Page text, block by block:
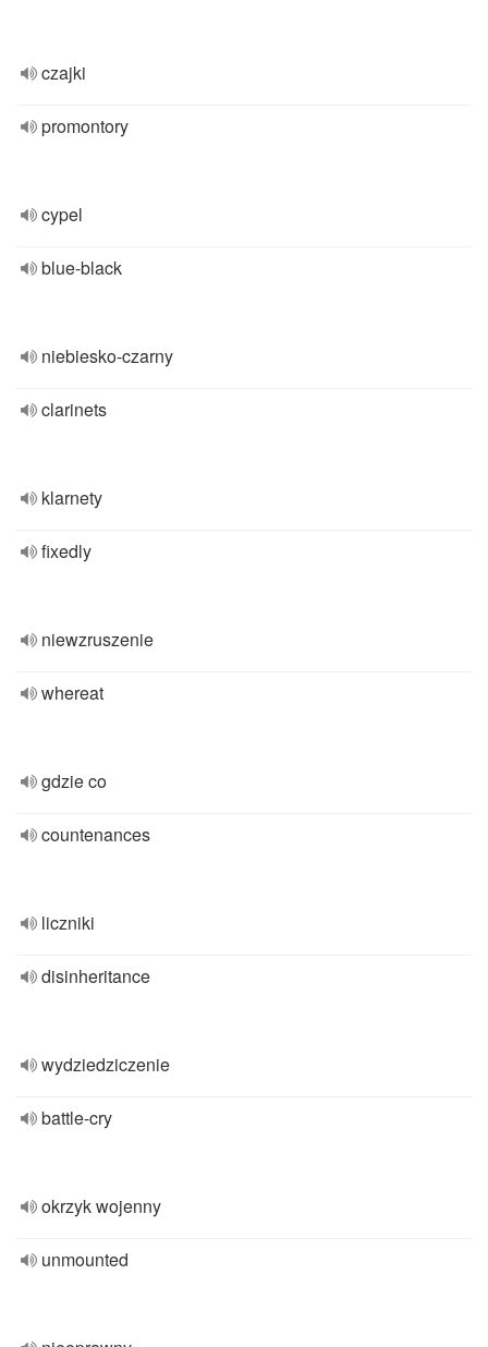
czajki
promontory
cypel
blue-black
niebiesko-czarny
clarinets
klarnety
fixedly
niewzruszenie
whereat
gdzie co
countenances
liczniki
disinheritance
wydziedziczenie
battle-cry
okrzyk wojenny
unmounted